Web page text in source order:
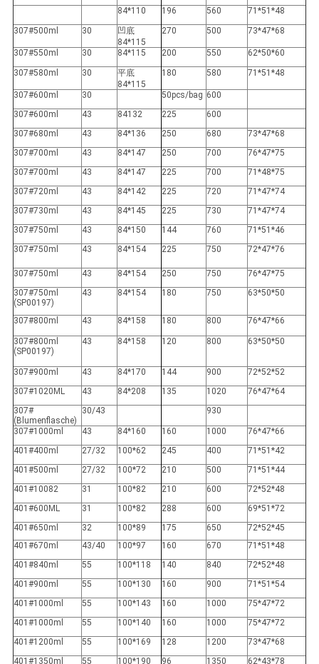
84*110 196 560
71*51*48
307#500ml
30
凹底
84*115
270 500 73*47*68
307#550ml 30 84*115 200 550
62*50*60
307#580ml
30
平底
84*115
180 580 71*51*48
307#600ml 30 50pcs/bag 600
307#600ml
43 84132 225
600
307#680ml
43 84*136 250 680
73*47*68
307#700ml
43 84*147 250 700
76*47*75
307#700ml
43 84*147 225 700
71*48*75
307#720ml
43 84*142 225 720
71*47*74
307#730ml
43 84*145 225 730
71*47*74
307#750ml
43 84*150 144 760
71*51*46
307#750ml
43 84*154 225 750 72*47*76
307#750ml 43 84*154 250 750
76*47*75
307#750ml
(SP00197)
43 84*154 180 750 63*50*50
307#800ml 43 84*158 180 800 76*47*66
307#800ml
(SP00197)
43 84*158 120 800 63*50*50
307#900ml 43 84*170 144 900
72*52*52
307#1020ML
43 84*208 135 1020
76*47*64
307#
(Blumenflasche)
30/43 930
307#1000ml 43 84*160 160 1000
76*47*66
401#400ml
27/32 100*62 245 400
71*51*42
401#500ml
27/32 100*72 210 500
71*51*44
401#10082
31 100*82 210 600
72*52*48
401#600ML
31 100*82 288 600
69*51*72
401#650ml
32 100*89 175 650
72*52*45
401#670ml
43/40 100*97 160 670
71*51*48
401#840ml
55 100*118 140 840
72*52*48
401#900ml
55 100*130 160 900
71*51*54
401#1000ml
55 100*143 160 1000
75*47*72
401#1000ml
55 100*140 160 1000
75*47*72
401#1200ml
55 100*169 128 1200
73*47*68
401#1350ml
55 100*190 96 1350 62*43*78